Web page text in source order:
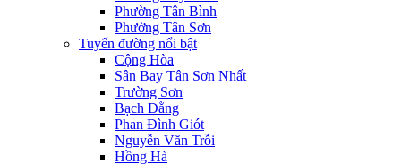
Phường Tân Bình
Phường Tân Sơn
Tuyến đường nổi bật
Cộng Hòa
Sân Bay Tân Sơn Nhất
Trường Sơn
Bạch Đằng
Phan Đình Giót
Nguyễn Văn Trỗi
Hồng Hà